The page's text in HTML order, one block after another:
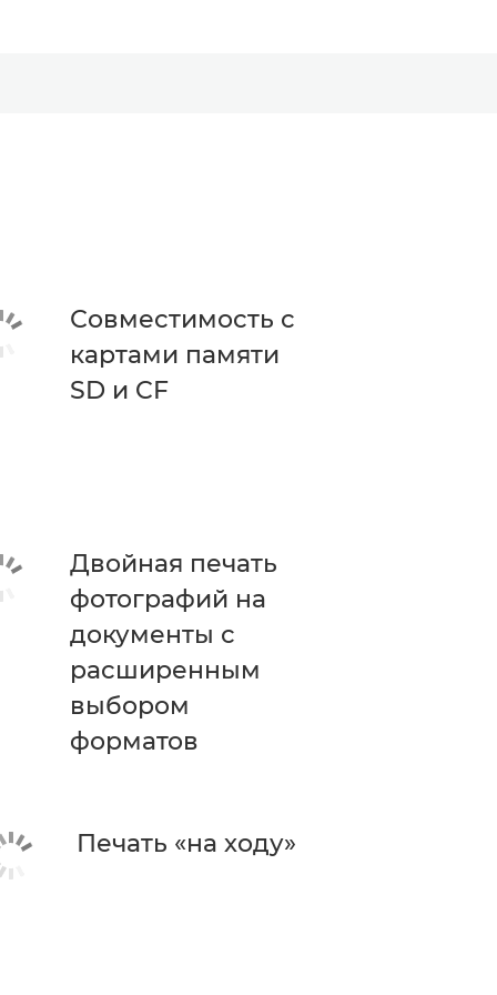
Совместимость с
картами памяти
SD и CF
Двойная печать
фотографий на
документы с
расширенным
выбором
форматов
Печать «на ходу»